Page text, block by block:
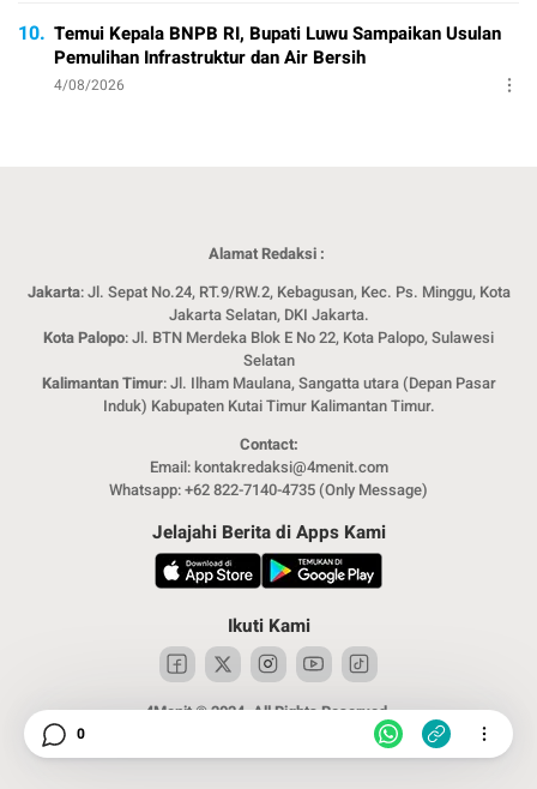
10. Temui Kepala BNPB RI, Bupati Luwu Sampaikan Usulan
Pemulihan Infrastruktur dan Air Bersih
4/08/2026
Alamat Redaksi :
Jakarta: Jl. Sepat No.24, RT.9/RW.2, Kebagusan, Kec. Ps. Minggu, Kota
Jakarta Selatan, DKI Jakarta.
Kota Palopo: Jl. BTN Merdeka Blok E No 22, Kota Palopo, Sulawesi
Selatan
Kalimantan Timur: Jl. Ilham Maulana, Sangatta utara (Depan Pasar
Induk) Kabupaten Kutai Timur Kalimantan Timur.
Contact:
Email: kontakredaksi@4menit.com
Whatsapp: +62 822-7140-4735 (Only Message)
Jelajahi Berita di Apps Kami
Ikuti Kami
4Menit © 2024. All Rights Reserved.
0